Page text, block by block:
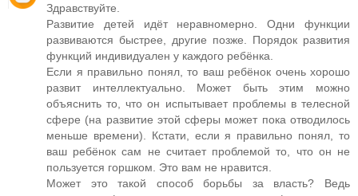
Здравствуйте.
Развитие детей идёт неравномерно. Одни функции
развиваются быстрее, другие позже. Порядок развития
функций индивидуален у каждого ребёнка.
Если я правильно понял, то ваш ребёнок очень хорошо
развит интеллектуально. Может быть этим можно
объяснить то, что он испытывает проблемы в телесной
сфере (на развитие этой сферы может пока отводилось
меньше времени). Кстати, если я правильно понял, то
ваш ребёнок сам не считает проблемой то, что он не
пользуется горшком. Это вам не нравится.
Может это такой способ борьбы за власть? Ведь